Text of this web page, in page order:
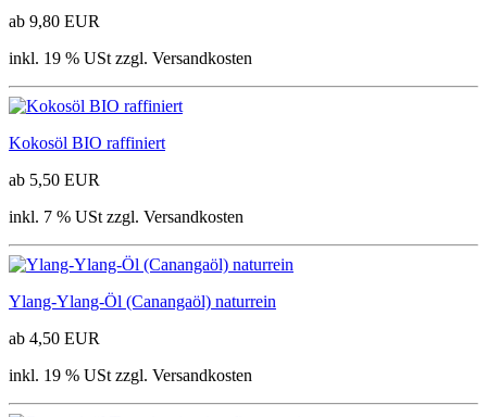
ab 9,80 EUR
inkl. 19 % USt zzgl. Versandkosten
Kokosöl BIO raffiniert
ab 5,50 EUR
inkl. 7 % USt zzgl. Versandkosten
Ylang-Ylang-Öl (Canangaöl) naturrein
ab 4,50 EUR
inkl. 19 % USt zzgl. Versandkosten